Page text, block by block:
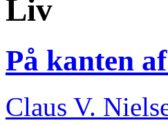
Liv
På kanten
Claus V.